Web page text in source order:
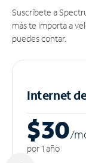
Suscríbete a
más te importa a
puedes contar.
Internet
$30/m
por 1 año